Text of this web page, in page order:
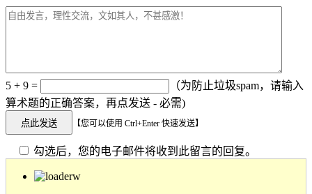
5 + 9 =
（为防止垃圾spam，请输入
算术题的正确答案，再点发送 - 必需)
【您可以使用 Ctrl+Enter 快速发送】
勾选后，您的电子邮件将收到此留言的回复。